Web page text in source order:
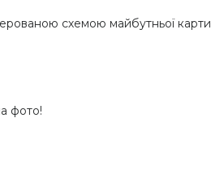
схемою майбутньої
фото!